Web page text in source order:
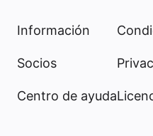
Información
Socios
Centro de ayuda